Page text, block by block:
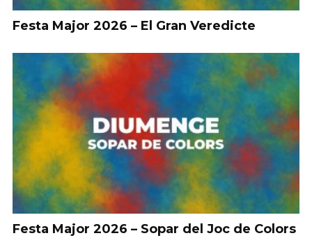
Festa Major 2026 – El Gran Veredicte
Festa Major 2026 – Sopar del Joc de Colors